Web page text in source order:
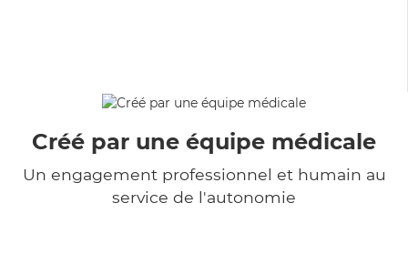
Créé par une équipe médicale
Un engagement professionnel et humain au
service de l'autonomie